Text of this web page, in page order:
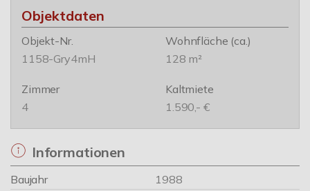
Objektdaten
Objekt-Nr.
1158-Gry4mH
Wohnfläche (ca.)
128 m²
Zimmer
4
Kaltmiete
1.590,- €
Informationen
Baujahr
1988